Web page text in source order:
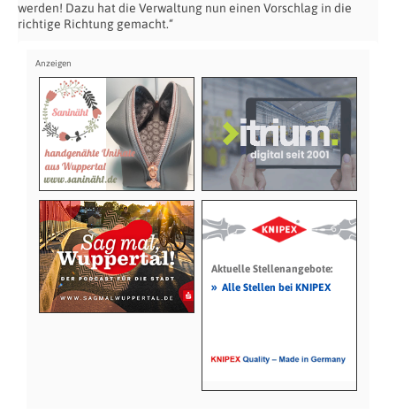
werden! Dazu hat die Verwaltung nun einen Vorschlag in die
richtige Richtung gemacht.“
Aktuelle Stellenangebote:
» Alle Stellen bei KNIPEX